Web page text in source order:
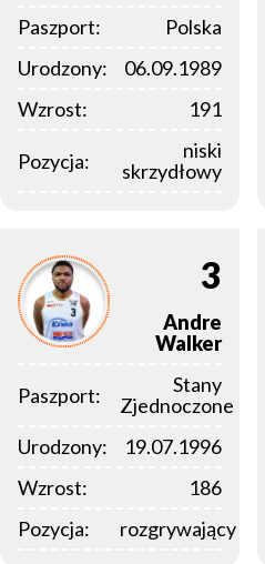
Paszport:
Polska
Urodzony:
06.09.1989
Wzrost:
191
Pozycja:
niski
skrzydłowy
3
Andre
Walker
Paszport:
Stany
Zjednoczone
Urodzony:
19.07.1996
Wzrost:
186
Pozycja:
rozgrywający